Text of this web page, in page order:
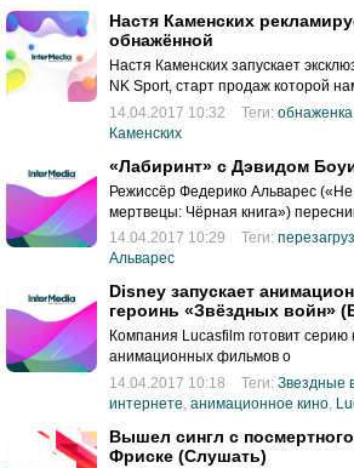
Настя Каменских
обнажённой
Настя Каменских запускает
NK Sport, старт продаж которой
2017 года.
14.04.2017 10:32 Теги: обнаженка
Каменских
«Лабиринт» с Дэвидом
Режиссёр Федерико Альварес
мертвецы: Чёрная книга»)
14.04.2017 10:29
Теги:
Альварес
Disney запускает
героинь «Звёздных войн»
Компания Lucasfilm готовит
анимационных фильмов о
14.04.2017 10:18
Теги: Звездные
интернете анимационное кино
Вышел сингл с
Фриске (Слушать)